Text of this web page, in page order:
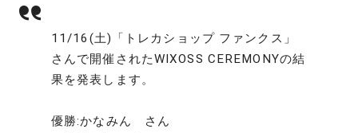
11/16(土)「トレカショップ ファンクス」
さんで開催されたWIXOSS CEREMONYの結
果を発表します。
優勝:かなみん さん